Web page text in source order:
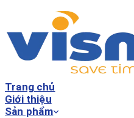
Trang chủ
Giới thiệu
Sản phẩm